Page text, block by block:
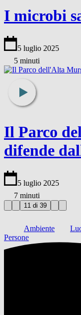
I microbi
5 luglio 2025
5 minuti
Il Parco
difende
5 luglio 2025
7 minuti
11 di 39
Ambiente
Persone